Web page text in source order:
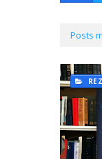
Posts